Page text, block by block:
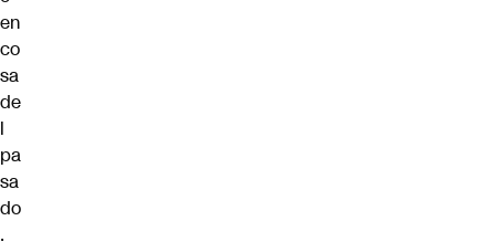
en
co
sa
de
l
pa
sa
do
.